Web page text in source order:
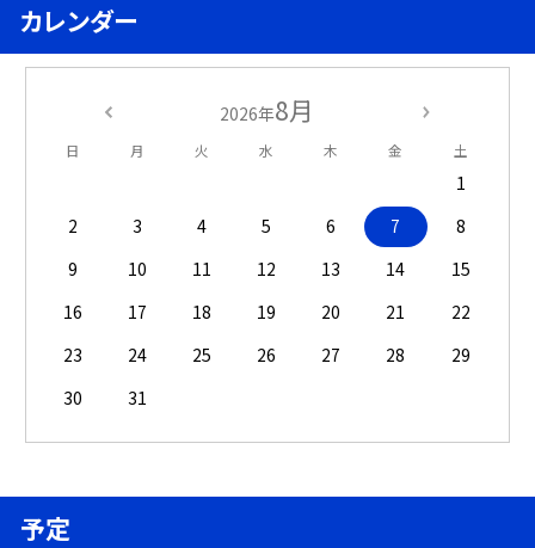
カレンダー
2026年8月
日 月 火 水 木 金 土
1
2
3 4 5 6 7
8
9
10 11 12 13 14
15
16
17 18 19 20 21
22
23
24 25 26 27 28
29
30
31
予定